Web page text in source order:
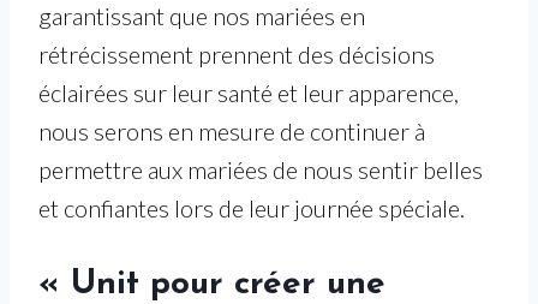
garantissant que nos mariées en
rétrécissement prennent des décisions
éclairées sur leur santé et leur apparence,
nous serons en mesure de continuer à
permettre aux mariées de nous sentir belles
et confiantes lors de leur journée spéciale.
« Unit pour créer une